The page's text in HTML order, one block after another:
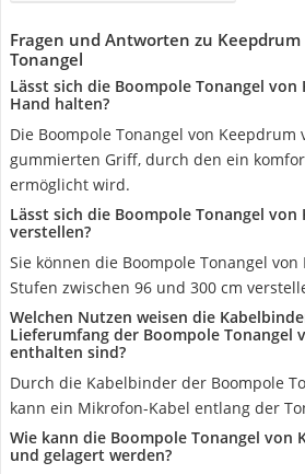
Fragen und Antworten zu Keepdrum
Tonangel
Lässt sich die Boompole Tonangel
Hand halten?
Die Boompole Tonangel von
gummierten Griff, durch den ein
ermöglicht wird.
Lässt sich die Boompole Tonangel
verstellen?
Sie können die Boompole Tonangel
Stufen zwischen 96 und 300 cm
Welchen Nutzen weisen die
Lieferumfang der Boompole Tonangel
enthalten sind?
Durch die Kabelbinder der Boompole
kann ein Mikrofon-Kabel entlang der
Wie kann die Boompole Tonangel
und gelagert werden?